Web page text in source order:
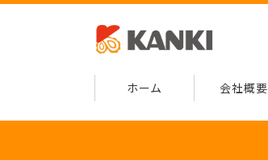
ホーム 会社概要